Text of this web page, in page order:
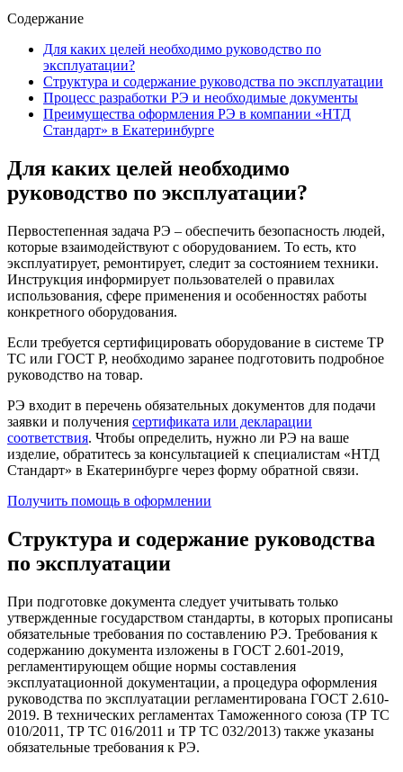
Содержание
Для каких целей необходимо руководство по
эксплуатации?
Структура и содержание руководства по эксплуатации
Процесс разработки РЭ и необходимые документы
Преимущества оформления РЭ в компании «НТД
Стандарт» в Екатеринбурге
Для каких целей необходимо
руководство по эксплуатации?
Первостепенная задача РЭ – обеспечить безопасность людей,
которые взаимодействуют с оборудованием. То есть, кто
эксплуатирует, ремонтирует, следит за состоянием техники.
Инструкция информирует пользователей о правилах
использования, сфере применения и особенностях работы
конкретного оборудования.
Если требуется сертифицировать оборудование в системе ТР
ТС или ГОСТ Р, необходимо заранее подготовить подробное
руководство на товар.
РЭ входит в перечень обязательных документов для подачи
заявки и получения сертификата или декларации
соответствия. Чтобы определить, нужно ли РЭ на ваше
изделие, обратитесь за консультацией к специалистам «НТД
Стандарт» в Екатеринбурге через форму обратной связи.
Получить помощь в оформлении
Структура и содержание руководства
по эксплуатации
При подготовке документа следует учитывать только
утвержденные государством стандарты, в которых прописаны
обязательные требования по составлению РЭ. Требования к
содержанию документа изложены в ГОСТ 2.601-2019,
регламентирующем общие нормы составления
эксплуатационной документации, а процедура оформления
руководства по эксплуатации регламентирована ГОСТ 2.610-
2019. В технических регламентах Таможенного союза (ТР ТС
010/2011, ТР ТС 016/2011 и ТР ТС 032/2013) также указаны
обязательные требования к РЭ.